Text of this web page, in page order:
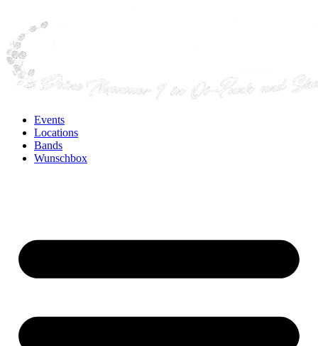
Events
Locations
Bands
Wunschbox